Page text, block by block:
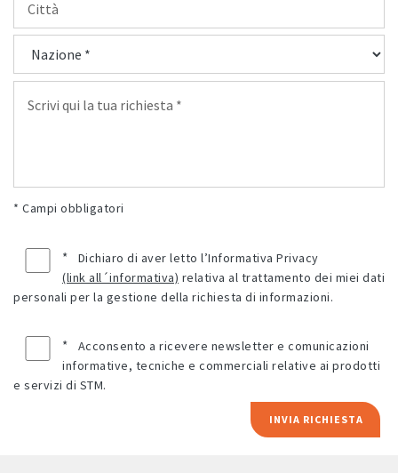
* Campi obbligatori
*
Dichiaro di aver letto l’Informativa Privacy
(link all´informativa)
personali per la gestione della richiesta di informazioni.
*
informative, tecniche e commerciali relative ai prodotti
e servizi di STM.
INVIA RICHIESTA